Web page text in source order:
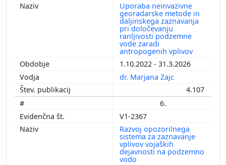
Uporaba neinvazivne
georadarske metode in
daljinskega zaznavanja
pri določevanju
ranljivosti podzemne
vode zaradi
antropogenih vplivov
1.10.2022 - 31.3.2026
dr. Marjana Zajc
4.107
6.
V1-2367
Razvoj opozorilnega
sistema za zaznavanje
vplivov vojaških
dejavnosti na podzemno
vodo